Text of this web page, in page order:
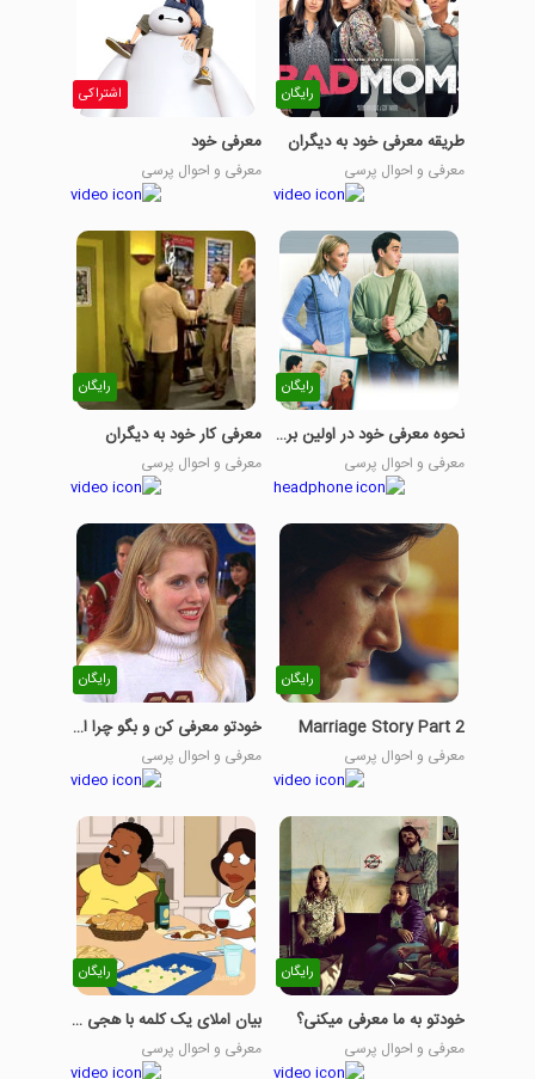
رایگان
طریقه معرفی خود به دیگران
معرفی و احوال پرسی
اشتراکی
معرفی خود
معرفی و احوال پرسی
رایگان
نحوه معرفی خود در اولین برخورد
معرفی و احوال پرسی
رایگان
معرفی کار خود به دیگران
معرفی و احوال پرسی
رایگان
Marriage Story Part 2
معرفی و احوال پرسی
رایگان
خودتو معرفی کن و بگو چرا اینجایی؟
معرفی و احوال پرسی
رایگان
خودتو به ما معرفی میکنی؟
معرفی و احوال پرسی
رایگان
بیان املای یک کلمه با هجی کردن
معرفی و احوال پرسی